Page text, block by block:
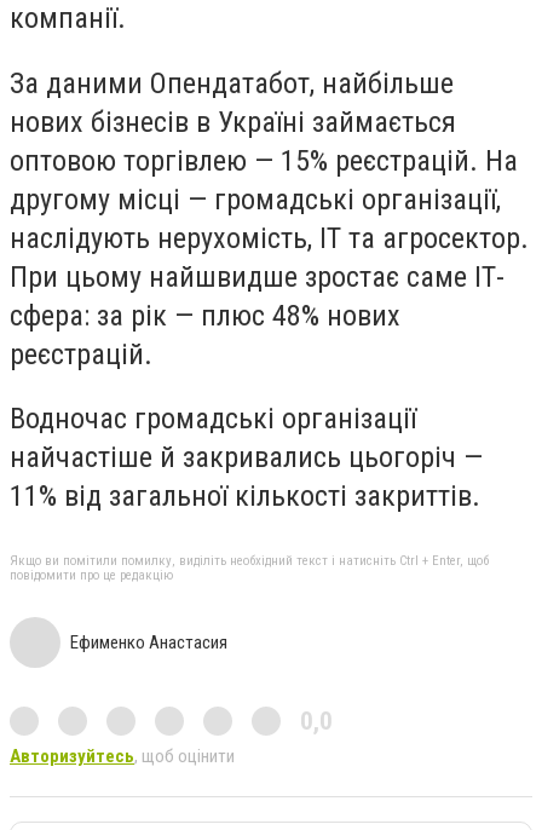
компанії.
За даними Опендатабот, найбільше
нових бізнесів в Україні займається
оптовою торгівлею — 15% реєстрацій. На
другому місці — громадські організації,
наслідують нерухомість, ІТ та агросектор.
При цьому найшвидше зростає саме ІТ-
сфера: за рік — плюс 48% нових
реєстрацій.
Водночас громадські організації
найчастіше й закривались цьогоріч —
11% від загальної кількості закриттів.
Якщо ви помітили помилку, виділіть необхідний текст і натисніть Ctrl + Enter, щоб
повідомити про це редакцію
Ефименко Анастасия
0,0
Авторизуйтесь, щоб оцінити